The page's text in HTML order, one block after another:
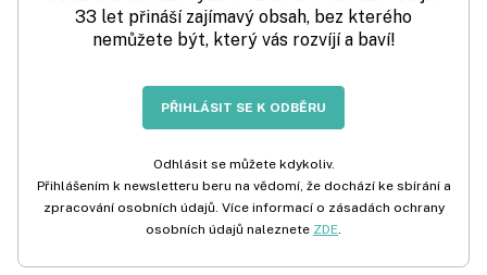
33 let přináší zajímavý obsah, bez kterého
nemůžete být, který vás rozvíjí a baví!
PŘIHLÁSIT SE K ODBĚRU
Odhlásit se můžete kdykoliv.
Přihlášením k newsletteru beru na vědomí, že dochází ke sbírání a
zpracování osobních údajů. Více informací o zásadách ochrany
osobních údajů naleznete ZDE.